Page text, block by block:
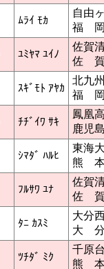
ﾑﾗｲ ﾓｶ
自由
福
ﾕﾐﾔﾏ ﾕｲﾉ
佐賀
佐
ｽｷﾞﾓﾄ ｱﾔｶ
北九
福
ﾁﾁﾞｲﾜ ｻｷ
鳳凰
鹿児
ｼﾏﾀﾞ ﾊﾙﾋ
東海
熊
ﾌﾙｻﾜ ﾕﾅ
佐賀
佐
ﾀﾆ ｶｽﾐ
大分
大
ﾂﾁﾀﾞ ﾐｸ
千原
熊